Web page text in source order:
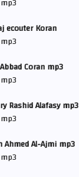
ecouter Koran
Coran mp3
Rashid Alafasy mp3
Ahmed Al-Ajmi mp3